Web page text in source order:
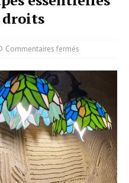
droits
Commentaires fermés